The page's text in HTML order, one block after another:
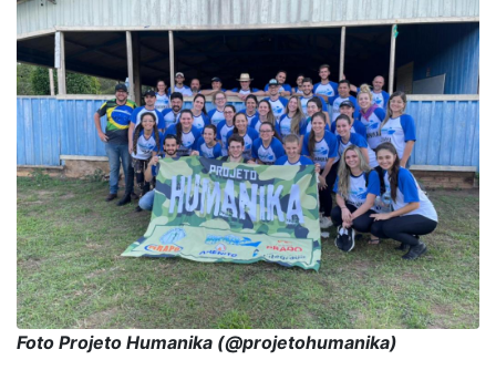
Foto Projeto Humanika (@projetohumanika)